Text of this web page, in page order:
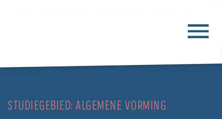
STUDIEGEBIED: ALGEMENE VORMING